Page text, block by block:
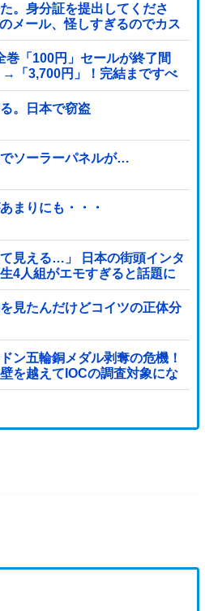
。身分証を提出してくださ
メール、怪しすぎるのでカス
巻「100円」セールが終了間
→「3,700円」！完結まですべ
ンス...
。日本で窃盗
でソーラーパネルが…
まりにも・・・
見える…」 日本の街頭インタ
4人組がエモすぎると話題に
見たんだけどコイツの正体分
ン五輪銅メダル剥奪の危機！
を越えてIOCの調査対象にな